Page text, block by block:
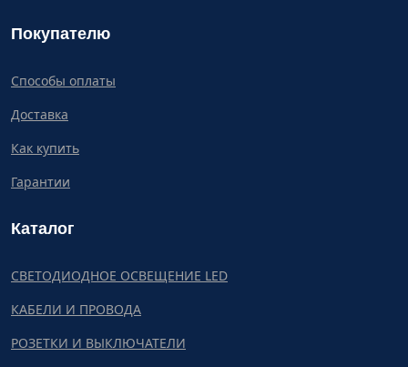
Покупателю
Способы оплаты
Доставка
Как купить
Гарантии
Каталог
СВЕТОДИОДНОЕ ОСВЕЩЕНИЕ LED
КАБЕЛИ И ПРОВОДА
РОЗЕТКИ И ВЫКЛЮЧАТЕЛИ